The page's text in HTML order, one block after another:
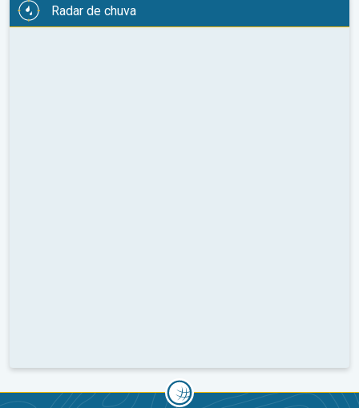
Radar de chuva